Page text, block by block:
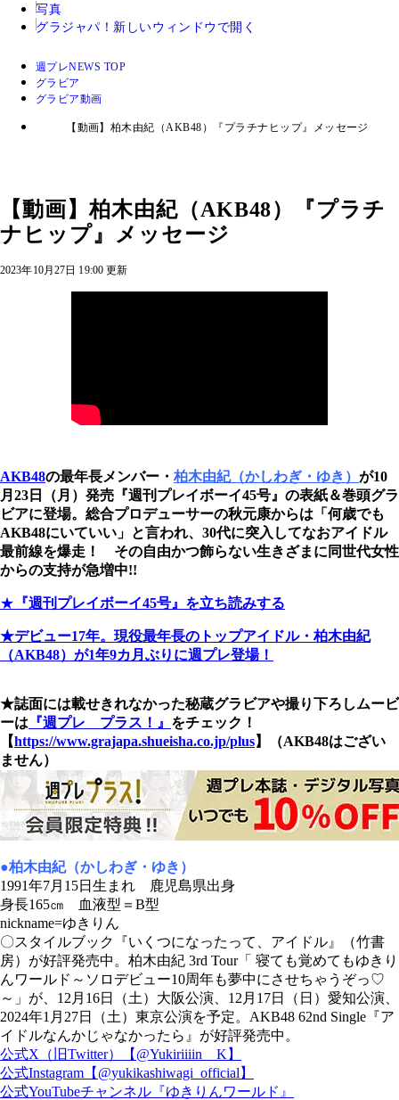
写真
グラジャパ！ 新しいウィンドウで開く
週プレNEWS TOP
グラビア
グラビア動画
【動画】柏木由紀（AKB48）『プラチナヒップ』メッセージ
【動画】柏木由紀（AKB48）『プラチ
ナヒップ』メッセージ
2023年10月27日 19:00 更新
AKB48の最年長メンバー・ 柏木由紀（かしわぎ・ゆき） が10
月23日（月）発売『週刊プレイボーイ45号』の表紙＆巻頭グラ
ビアに登場。総合プロデューサーの秋元康からは「何歳でも
AKB48にいていい」と言われ、30代に突入してなおアイドル
最前線を爆走！ その自由かつ飾らない生きざまに同世代女性
からの支持が急増中!!
★ 『週刊プレイボーイ45号』を立ち読みする
★デビュー17年。現役最年長のトップアイドル・柏木由紀
（AKB48）が1年9カ月ぶりに週プレ登場！
★誌面には載せきれなかった秘蔵グラビアや撮り下ろしムービ
ーは 『週プレ プラス！』 をチェック！
【https://www.grajapa.shueisha.co.jp/plus】（AKB48はござい
ません）
●柏木由紀（かしわぎ・ゆき）
1991年7月15日生まれ 鹿児島県出身
身長165㎝ 血液型＝B型
nickname=ゆきりん
〇スタイルブック『いくつになったって、アイドル』（竹書
房）が好評発売中。柏木由紀 3rd Tour「 寝ても覚めてもゆきり
んワールド～ソロデビュー10周年も夢中にさせちゃうぞっ♡
～」が、12月16日（土）大阪公演、12月17日（日）愛知公演、
2024年1月27日（土）東京公演を予定。AKB48 62nd Single『ア
イドルなんかじゃなかったら』が好評発売中。
公式X（旧Twitter）【@Yukiriiiin__K】
公式Instagram【@yukikashiwagi_official】
公式YouTubeチャンネル『ゆきりんワールド』